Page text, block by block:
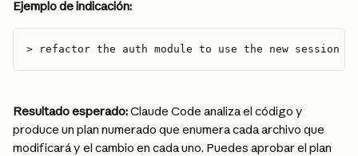
Ejemplo de indicación:
> refactor the auth module to use the new session
Resultado esperado: Claude Code analiza el código y
produce un plan numerado que enumera cada archivo que
modificará y el cambio en cada uno. Puedes aprobar el plan